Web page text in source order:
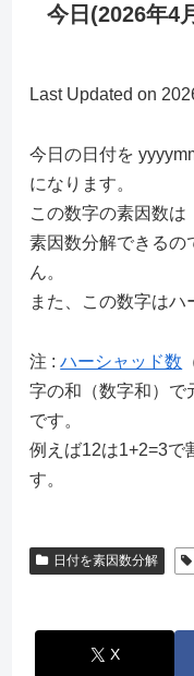
今日(2026年4
Last Updated on
今日の日付を
になります。
この数字の素因数は
素因数分解できるの
ん。
また、この数字はハ
注 :ハーシャッド数
字の和（数字和）で
です。
例えば12は1+2=3で
す。
日付を素因数分解
X